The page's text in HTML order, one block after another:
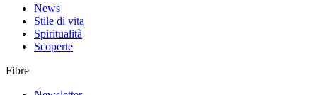
News
Stile di vita
Spiritualità
Scoperte
Fibre